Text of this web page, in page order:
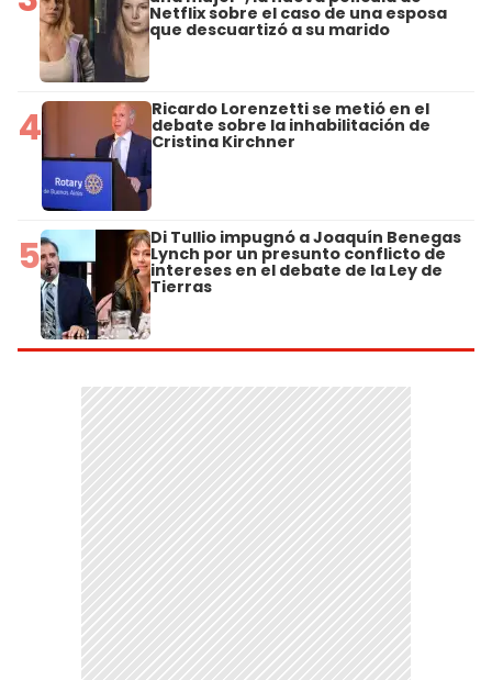
Netflix sobre el caso de una esposa
que descuartizó a su marido
4 Ricardo Lorenzetti se metió en el
debate sobre la inhabilitación de
Cristina Kirchner
5 Di Tullio impugnó a Joaquín Benegas
Lynch por un presunto conflicto de
intereses en el debate de la Ley de
Tierras